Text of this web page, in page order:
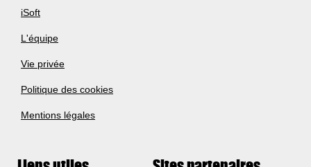
iSoft
L'équipe
Vie privée
Politique des cookies
Mentions légales